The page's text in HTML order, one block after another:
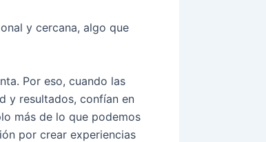
y cercana, algo que
Por eso, cuando las
y resultados, confían en
más de lo que podemos
por crear experiencias